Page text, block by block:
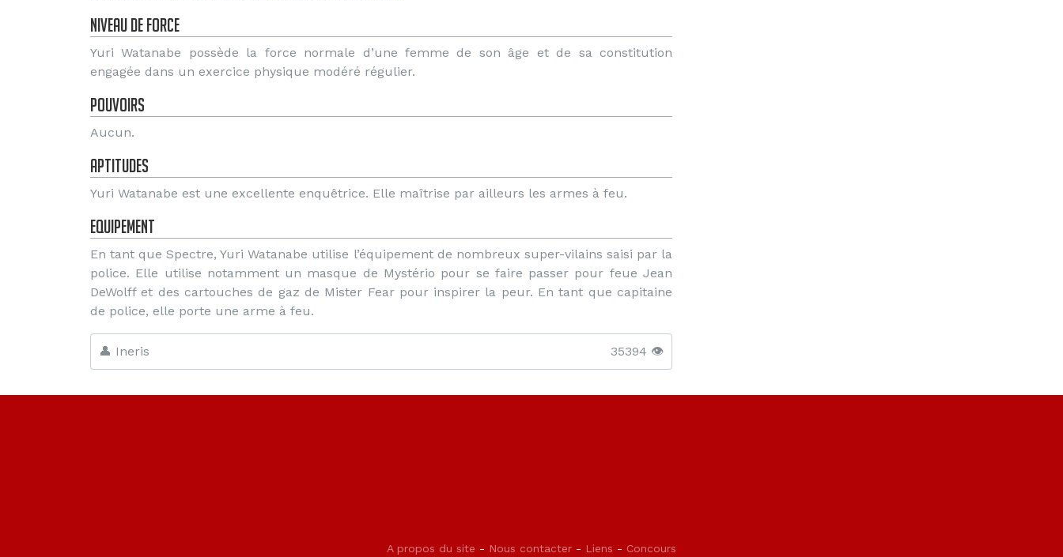
Niveau de force
Yuri Watanabe possède la force normale d’une femme de son âge et de sa constitution
engagée dans un exercice physique modéré régulier.
Pouvoirs
Aucun.
Aptitudes
Yuri Watanabe est une excellente enquêtrice. Elle maîtrise par ailleurs les armes à feu.
Equipement
En tant que Spectre, Yuri Watanabe utilise l’équipement de nombreux super-vilains saisi par la
police. Elle utilise notamment un masque de Mystério pour se faire passer pour feue Jean
DeWolff et des cartouches de gaz de Mister Fear pour inspirer la peur. En tant que capitaine
de police, elle porte une arme à feu.
👤 Ineris 35394 👁️
A propos du site - Nous contacter - Liens - Concours